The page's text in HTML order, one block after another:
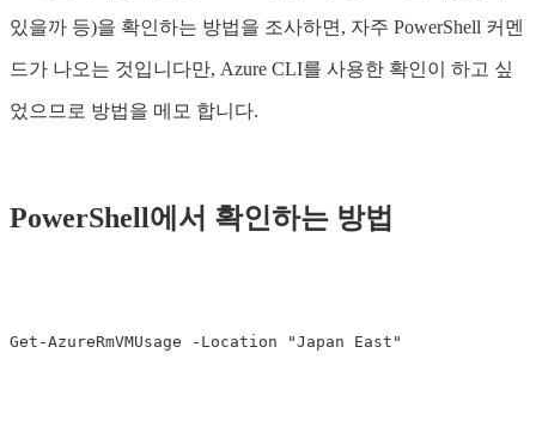
있을까 등)을 확인하는 방법을 조사하면, 자주 PowerShell 커멘
드가 나오는 것입니다만, Azure CLI를 사용한 확인이 하고 싶
었으므로 방법을 메모 합니다.
PowerShell에서 확인하는 방법
Get-AzureRmVMUsage -Location "Japan East"